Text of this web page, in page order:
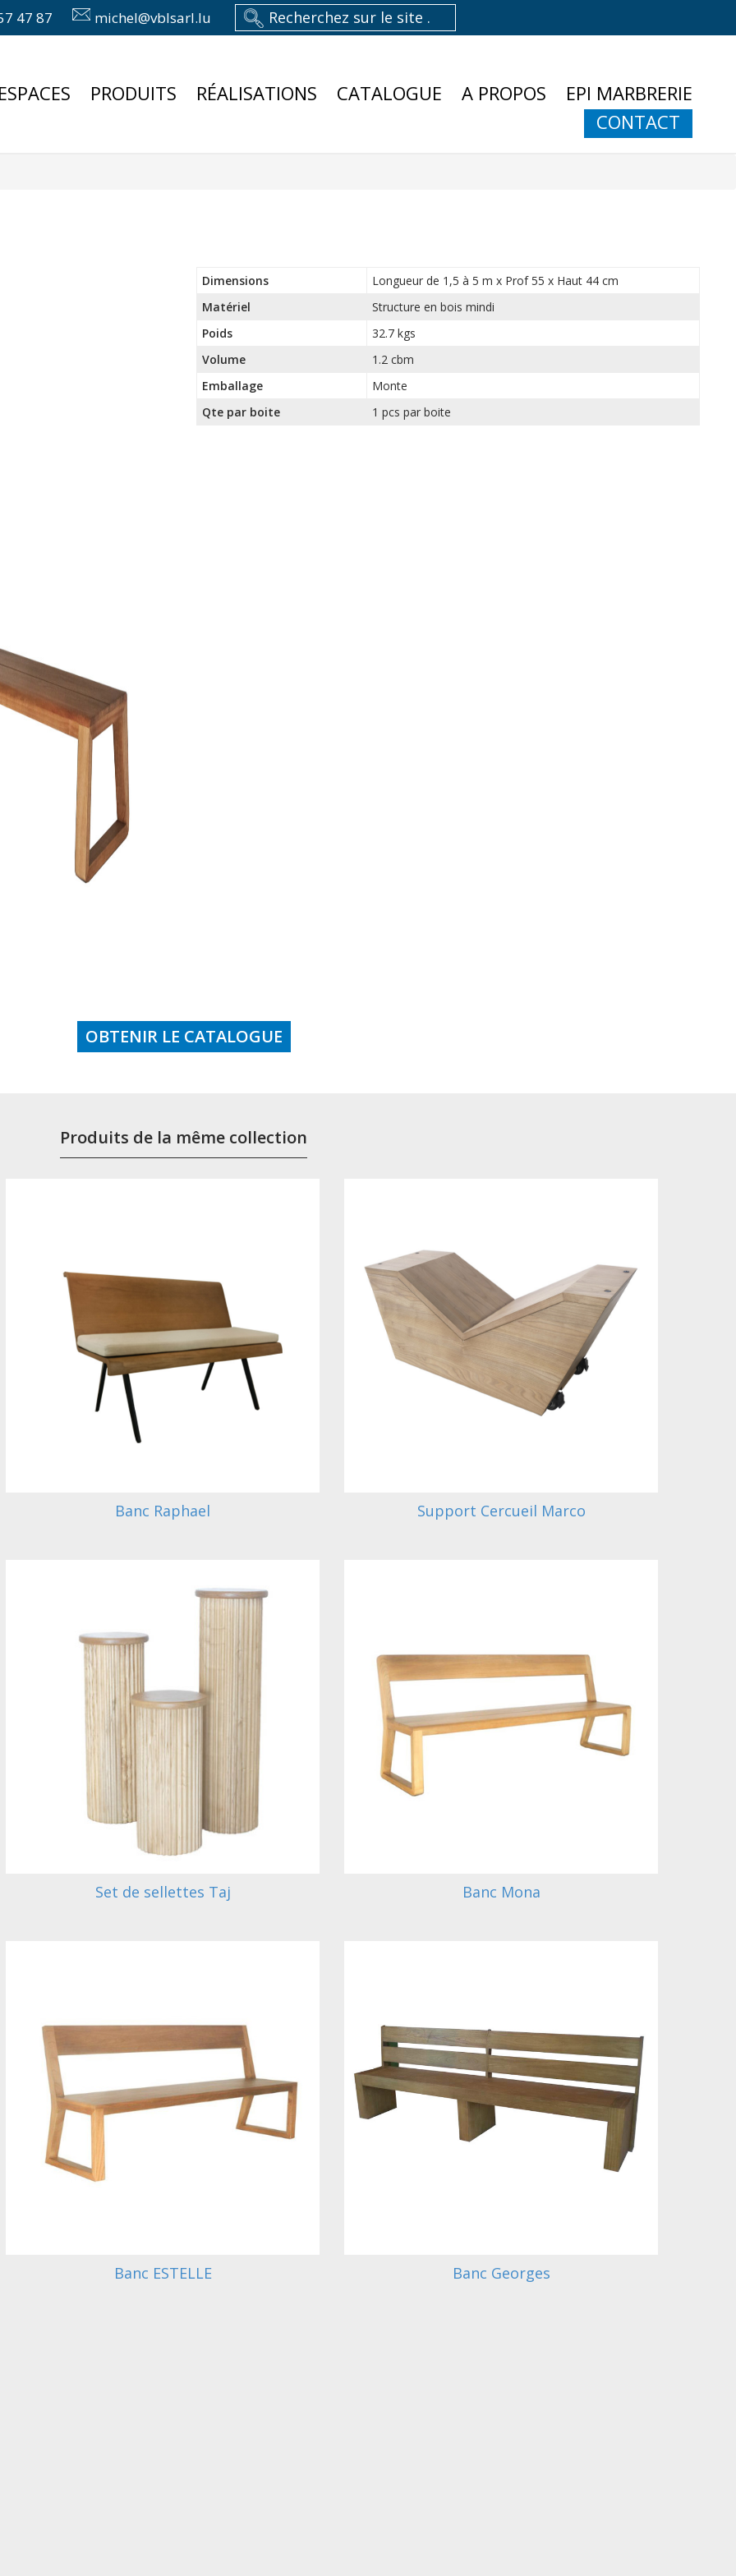
47 87 michel@vblsarl.lu
PRODUITS RÉALISATIONS CATALOGUE A PROPOS
EPI MARBRERIE
CONTACT
Dimensions
Longueur de 1,5 à 5 m x Prof 55 x Haut 44 cm
Matériel
Structure en bois mindi
Poids
32.7 kgs
Volume
1.2 cbm
Emballage
Monte
Qte par boite
1 pcs par boite
OBTENIR LE CATALOGUE
Produits de la même collection
Banc Raphael Support Cercueil Marco
Set de sellettes Taj Banc Mona
Banc ESTELLE Banc Georges